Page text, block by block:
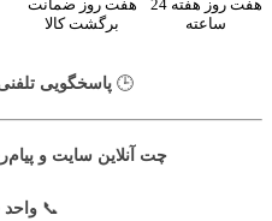
هفت روز هفته 24
ساعته
هفت روز ضمانت
برگشت کالا
🕒 پاسخگویی
چت آنلاین سایت و
📞